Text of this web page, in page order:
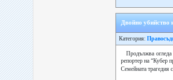
Двойно убийство
Категория:
Продължва
репортер на “Кубер
Семейната трагедия